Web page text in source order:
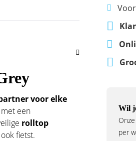
voor elke
een
rolltop
fietst.
Voor
Wil
per